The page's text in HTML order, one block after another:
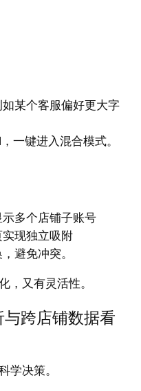
某个客服偏好更大字
一键进入混合模式。
多个店铺子账号
现独立吸附
避免冲突。
，又有灵活性。
跨店铺数据看
学决策。